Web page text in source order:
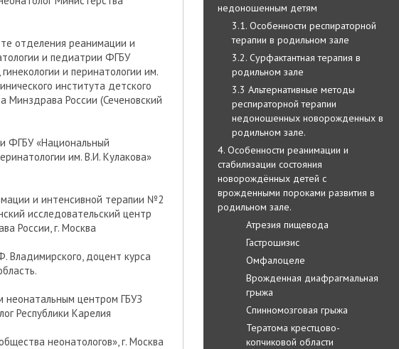
недоношенным детям
3.1. Особенности респираторной
терапии в родильном зале
3.2. Сурфактантная терапия в
родильном зале
3.3 Альтернативные методы
респираторной терапии
недоношенных новорожденных в
родильном зале.
4. Особенности реанимации и
стабилизации состояния
новорождённых детей с
врожденными пороками развития в
родильном зале.
Атрезия пищевода
Гастрошизис
Омфалоцеле
Врожденная диафрагмальная
грыжа
Спинномозговая грыжа
Тератома крестцово-
копчиковой области
отделения реанимации и
и педиатрии ФГБУ
и перинатологии им.
института детского
России (Сеченовский
ФГБУ «Национальный
им. В.И. Кулакова»
и интенсивной терапии №2
исследовательский центр
России, г. Москва
доцент курса
неонатальным центром ГБУЗ
Республики Карелия
неонатологов», г. Москва